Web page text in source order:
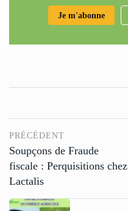
Je m'abonne
PRÉCÉDENT
Soupçons de Fraude
fiscale : Perquisitions chez
Lactalis